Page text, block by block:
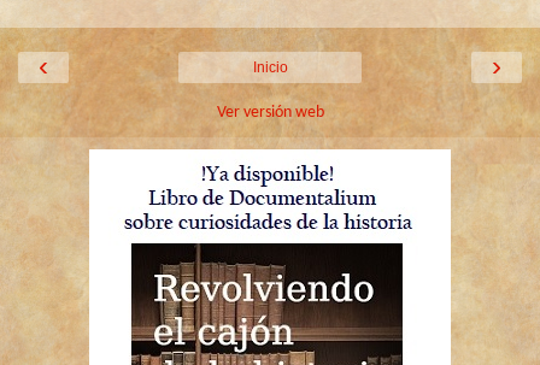
‹ ›
Inicio
Ver versión web